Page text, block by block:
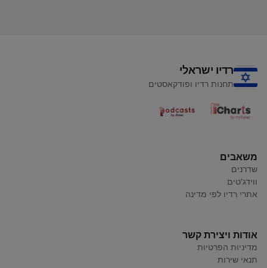
רדיו ישראלי
תחנות רדיו ופודקאסטים
משאבים
שדרנים
ווידג'טים
אתרי רדיו לפי מדינה
אודות ויצירת קשר
מדיניות הפרטיות
תנאי שירות